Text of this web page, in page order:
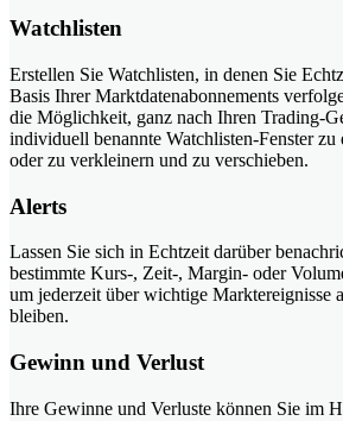
Watchlisten
Erstellen Sie Watchlisten, in denen Sie
Basis Ihrer Marktdatenabonnements
die Möglichkeit, ganz nach Ihren Trading-
individuell benannte Watchlisten-Fenster zu
oder zu verkleinern und zu verschieben.
Alerts
Lassen Sie sich in Echtzeit darüber
bestimmte Kurs-, Zeit-, Margin- oder
um jederzeit über wichtige Marktereignisse
bleiben.
Gewinn und Verlust
Ihre Gewinne und Verluste können Sie im